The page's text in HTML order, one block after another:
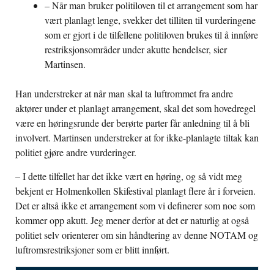
– Når man bruker politiloven til et arrangement som har
vært planlagt lenge, svekker det tilliten til vurderingene
som er gjort i de tilfellene politiloven brukes til å innføre
restriksjonsområder under akutte hendelser, sier
Martinsen.
Han understreker at når man skal ta luftrommet fra andre
aktører under et planlagt arrangement, skal det som hovedregel
være en høringsrunde der berørte parter får anledning til å bli
involvert. Martinsen understreker at for ikke-planlagte tiltak kan
politiet gjøre andre vurderinger.
– I dette tilfellet har det ikke vært en høring, og så vidt meg
bekjent er Holmenkollen Skifestival planlagt flere år i forveien.
Det er altså ikke et arrangement som vi definerer som noe som
kommer opp akutt. Jeg mener derfor at det er naturlig at også
politiet selv orienterer om sin håndtering av denne NOTAM og
luftromsrestriksjoner som er blitt innført.